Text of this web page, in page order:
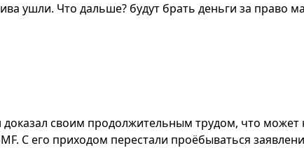
ушли. Что дальше? будут брать деньги за право
своим продолжительным трудом, что может
С его приходом перестали проёбываться